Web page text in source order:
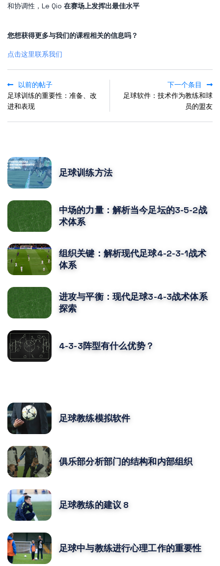
和协调性，Le Qio 在赛场上发挥出最佳水平
您想获得更多与我们的课程相关的信息吗？
点击这里联系我们
以前的帖子
足球训练的重要性：准备、改
进和表现
下一个条目
足球软件：技术作为教练和球
员的盟友
足球训练方法
中场的力量：解析当今足坛的3-5-2战
术体系
组织关键：解析现代足球4-2-3-1战术
体系
进攻与平衡：现代足球3-4-3战术体系
探索
4-3-3阵型有什么优势？
足球教练模拟软件
俱乐部分析部门的结构和内部组织
足球教练的建议 8
足球中与教练进行心理工作的重要性